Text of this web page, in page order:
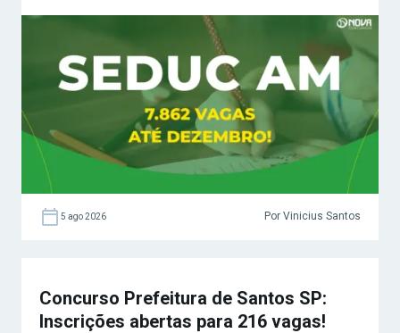
5 ago 2026 Por Vinicius Santos
Concurso Prefeitura de Santos SP:
Inscrições abertas para 216 vagas!